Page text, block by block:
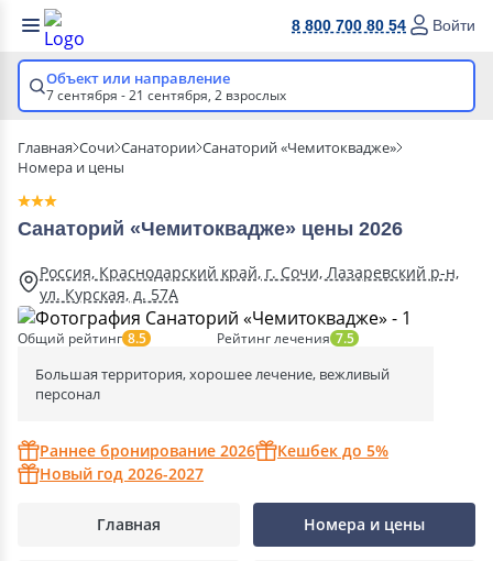
8 800 700 80 54 Войти
Объект или направление
7 сентября - 21 сентября, 2 взрослых
Главная Сочи Санатории Санаторий «Чемитоквадже»
Номера и цены
Санаторий «Чемитоквадже» цены 2026
Россия, Краснодарский край, г. Сочи, Лазаревский р-н,
ул. Курская, д. 57А
Рейтинг лечения 7.5
Общий рейтинг 8.5
Большая территория, хорошее лечение, вежливый
персонал
Раннее бронирование 2026
Кешбек до 5%
Новый год 2026-2027
Главная Номера и цены